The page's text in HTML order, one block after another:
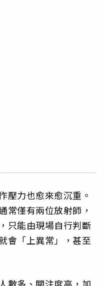
壓力也愈來愈沉重。
常僅有兩位放射師，
只能由現場自行判斷
會「上異常」，甚至
數多、關注度高，加